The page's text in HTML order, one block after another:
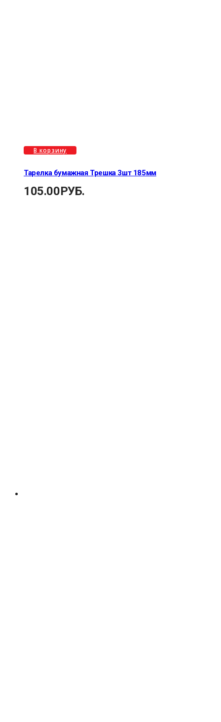
В корзину
Тарелка бумажная Трешка 3шт 185мм
105.00РУБ.